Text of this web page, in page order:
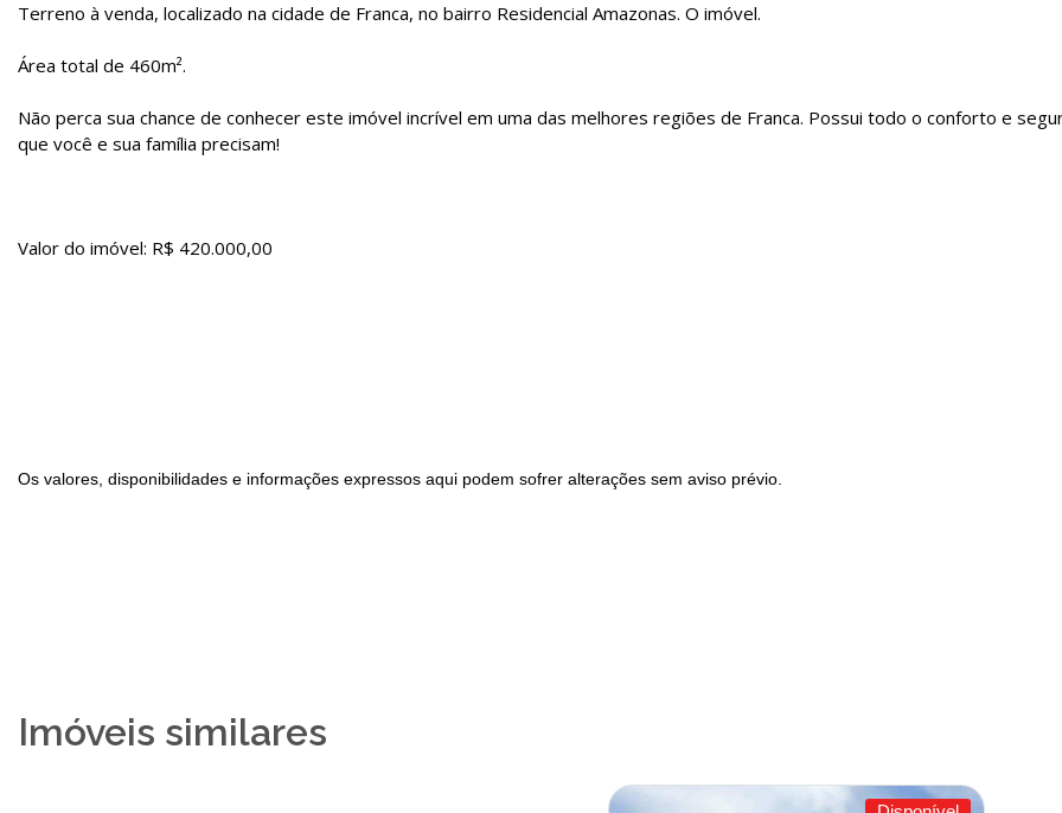
Terreno à venda, localizado na cidade de Franca, no bairro Residencial Amazonas. O imóvel.
Área total de 460m².
Não perca sua chance de conhecer este imóvel incrível em uma das melhores regiões de Franca. Possui todo o conforto e
que você e sua família precisam!
Valor do imóvel: R$ 420.000,00
Os valores, disponibilidades e informações expressos aqui podem sofrer alterações sem aviso prévio.
Imóveis similares